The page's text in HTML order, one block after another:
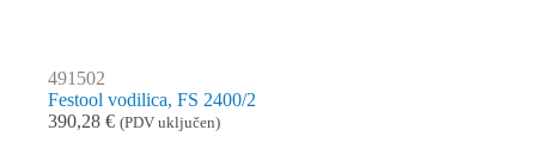
491502
Festool vodilica, FS 2400/2
390,28 € (PDV uključen)